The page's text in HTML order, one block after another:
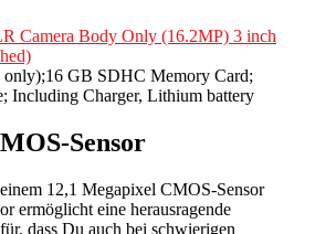
Camera Body Only (16.2MP) 3 inch
GB SDHC Memory Card;
Including Charger, Lithium battery
Sensor
12,1 Megapixel CMOS-Sensor
ermöglicht eine herausragende
dass Du auch bei schwierigen